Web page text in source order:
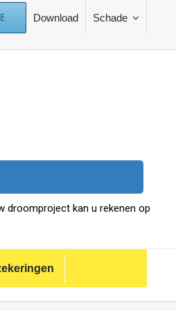
Download Schade
droomproject kan u rekenen op